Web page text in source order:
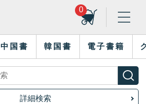
0
中国書 韓国書 電子書籍
詳細検索